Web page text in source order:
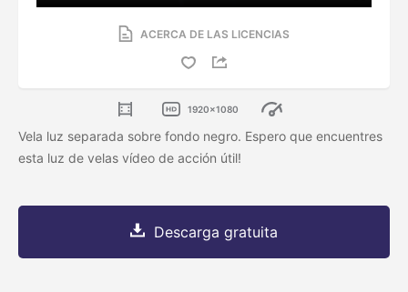
ACERCA DE LAS LICENCIAS
1920x1080
Vela luz separada sobre fondo negro. Espero que encuentres
esta luz de velas vídeo de acción útil!
Descarga gratuita